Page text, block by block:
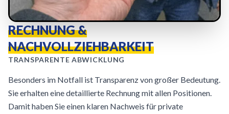
RECHNUNG &
NACHVOLLZIEHBARKEIT
TRANSPARENTE ABWICKLUNG
Besonders im Notfall ist Transparenz von großer Bedeutung.
Sie erhalten eine detaillierte Rechnung mit allen Positionen.
Damit haben Sie einen klaren Nachweis für private